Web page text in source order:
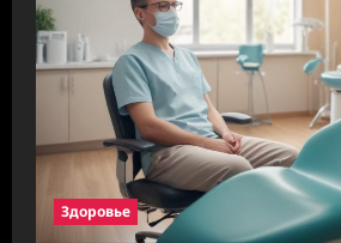
Здоровье